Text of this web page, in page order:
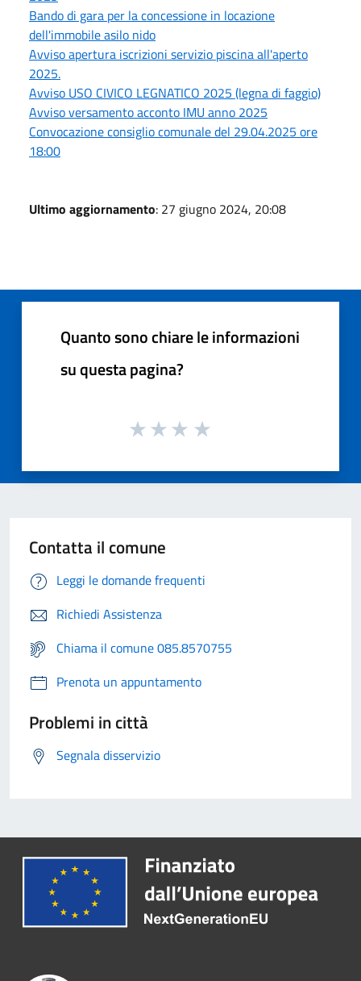
Bando di gara per la concessione in locazione
dell'immobile asilo nido
Avviso apertura iscrizioni servizio piscina all'aperto
2025.
Avviso USO CIVICO LEGNATICO 2025 (legna di faggio)
Avviso versamento acconto IMU anno 2025
Convocazione consiglio comunale del 29.04.2025 ore
18:00
Ultimo aggiornamento: 27 giugno 2024, 20:08
Quanto sono chiare le informazioni
su questa pagina?
Contatta il comune
Leggi le domande frequenti
Richiedi Assistenza
Chiama il comune 085.8570755
Prenota un appuntamento
Problemi in città
Segnala disservizio